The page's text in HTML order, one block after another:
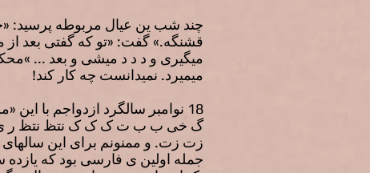
چند شب ین عیال مربوطه پرسید:
قشنگه.» گفت: «تو که گفتی بعد
میگیری و د د د میشی و بعد ...
میمیرد. نمیدانست چه کار کند!
گ خی ب ب ت ک ک ک نتظ نتظ
زت زت. و ممنونم برای این
جمله اولین ی فارسی بود که